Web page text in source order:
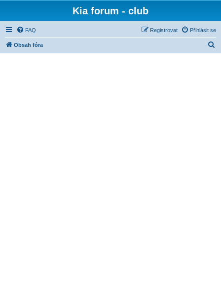
Kia forum - club
FAQ Přihlásit se
Registrovat
Obsah fóra